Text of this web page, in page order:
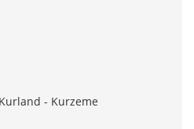
- Kurzeme